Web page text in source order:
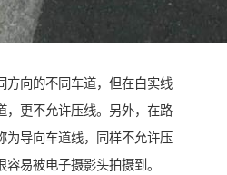
方向的不同车道，但在白实线
，更不允许压线。另外，在路
为导向车道线，同样不允许压
易被电子摄影头拍摄到。